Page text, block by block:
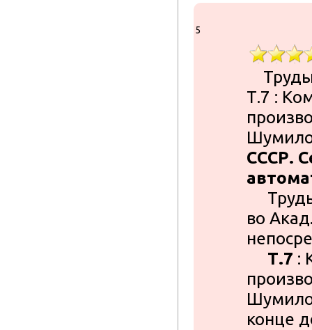
5
Труды
Т.7 :
СССР.
Труды
во
Т.7 :
конце